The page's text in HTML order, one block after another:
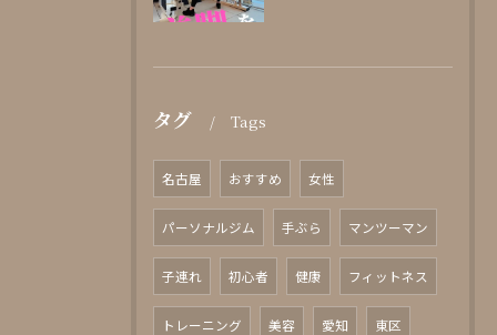
タグ Tags
名古屋 おすすめ 女性
パーソナルジム 手ぶら マンツーマン
子連れ 初心者 健康 フィットネス
トレーニング 美容 愛知 東区